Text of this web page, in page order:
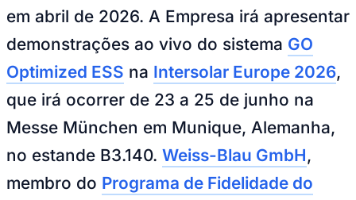
Sport
em abril de 2026. A Empresa irá apresentar
demonstrações ao vivo do sistema GO
Optimized ESS na Intersolar Europe 2026,
que irá ocorrer de 23 a 25 de junho na
Messe München em Munique, Alemanha,
no estande B3.140. Weiss-Blau GmbH,
membro do Programa de Fidelidade do